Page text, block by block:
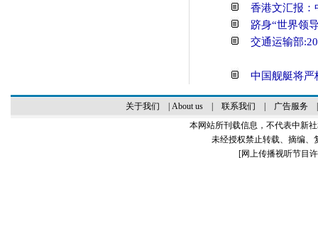
香港文汇报：
跻身“世界领
交通运输部
中国舰艇将严
关于我们 | About us| 联系我们 | 广告服务
本网站所刊载信息，不代表中新
未经授权禁止转载、摘编、
[网上传播视听节目